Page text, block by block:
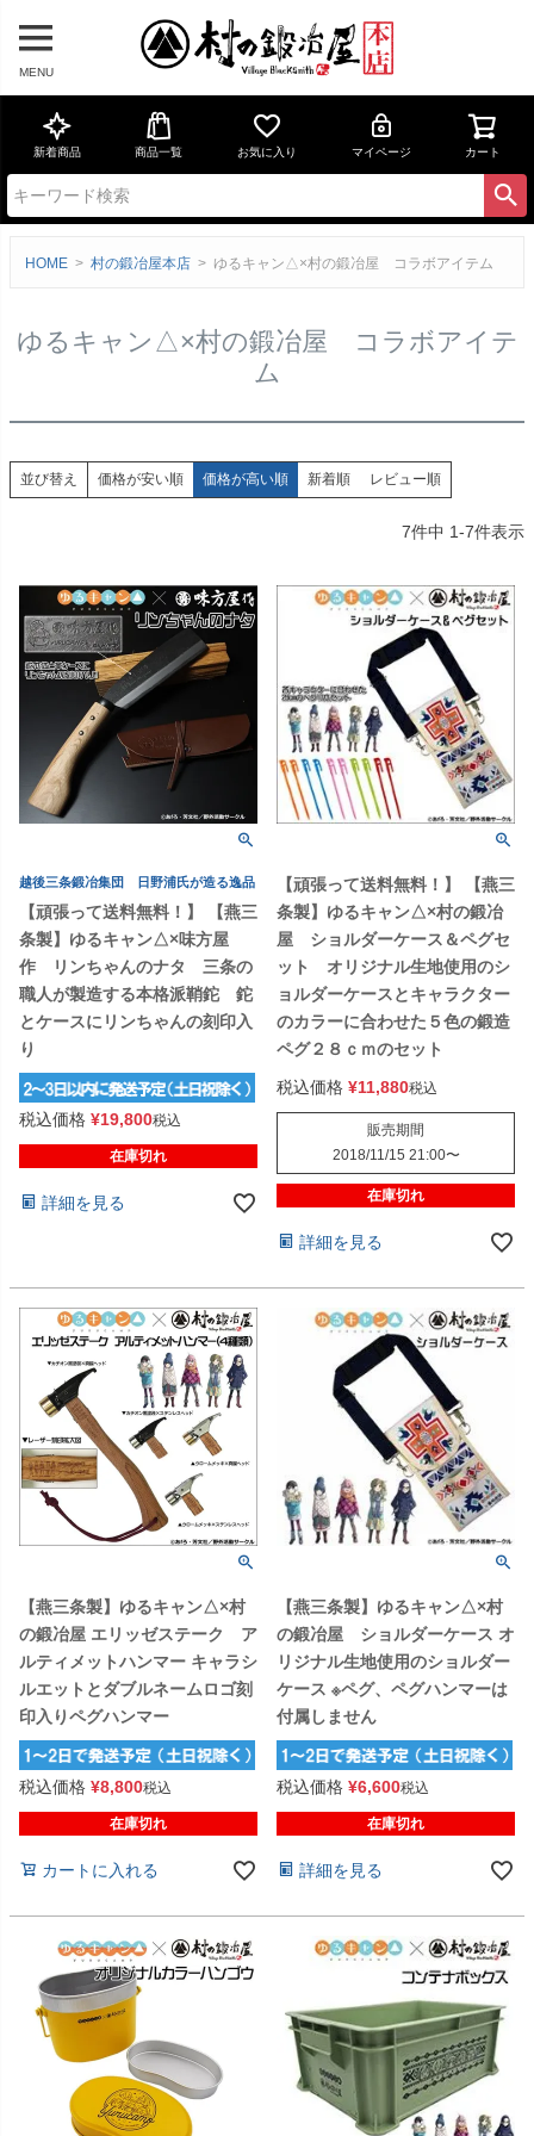
MENU
新着商品 商品一覧 お気に入り マイページ カート
HOME 村の鍛冶屋本店 ゆるキャン△×村の鍛冶屋 コラボアイテム
ゆるキャン△×村の鍛冶屋 コラボアイテ
ム
並び替え 価格が安い順 価格が高い順 新着順 レビュー順
7件中 1-7件表示
越後三条鍛冶集団 日野浦氏が造る逸品
【頑張って送料無料！】 【燕三
条製】ゆるキャン△×味方屋
作 リンちゃんのナタ 三条の
職人が製造する本格派鞘鉈 鉈
とケースにリンちゃんの刻印入
り
税込価格 ¥19,800税込
在庫切れ
詳細を見る
【頑張って送料無料！】 【燕三
条製】ゆるキャン△×村の鍛冶
屋 ショルダーケース＆ペグセ
ット オリジナル生地使用のシ
ョルダーケースとキャラクター
のカラーに合わせた５色の鍛造
ペグ２８ｃｍのセット
税込価格 ¥11,880税込
販売期間
2018/11/15 21:00〜
在庫切れ
詳細を見る
【燕三条製】ゆるキャン△×村
の鍛冶屋 エリッゼステーク ア
ルティメットハンマー キャラシ
ルエットとダブルネームロゴ刻
印入りペグハンマー
税込価格 ¥8,800税込
在庫切れ
カートに入れる
【燕三条製】ゆるキャン△×村
の鍛冶屋 ショルダーケース オ
リジナル生地使用のショルダー
ケース ※ペグ、ペグハンマーは
付属しません
税込価格 ¥6,600税込
在庫切れ
詳細を見る